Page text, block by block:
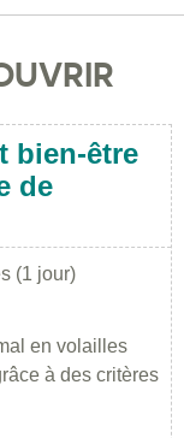
bien-être
de
(1 jour)
en volailles
à des critères